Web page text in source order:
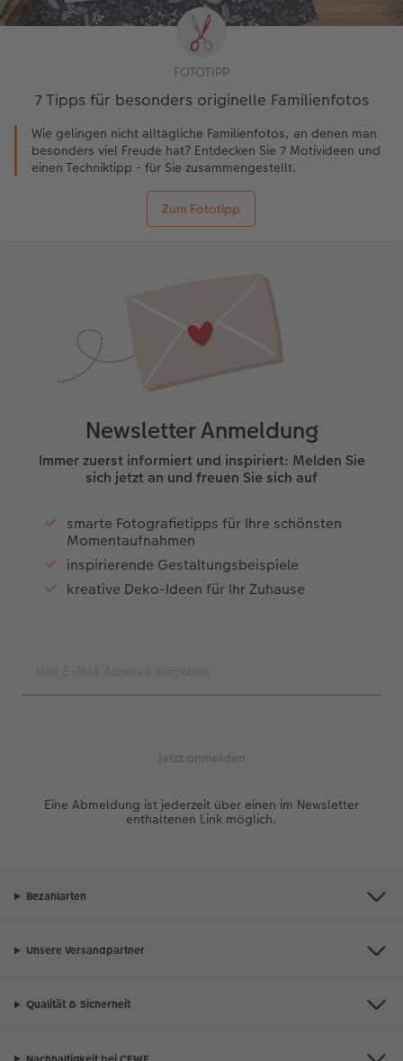
FOTOTIPP
7 Tipps für besonders originelle Familienfotos
Wie gelingen nicht alltägliche Familienfotos, an denen man
besonders viel Freude hat? Entdecken Sie 7 Motivideen und
einen Techniktipp - für Sie zusammengestellt.
Zum Fototipp
Newsletter Anmeldung
Immer zuerst informiert und inspiriert: Melden Sie
sich jetzt an und freuen Sie sich auf
smarte Fotografietipps für Ihre schönsten
Momentaufnahmen
inspirierende Gestaltungsbeispiele
kreative Deko-Ideen für Ihr Zuhause
Eine Abmeldung ist jederzeit über einen im Newsletter
enthaltenen Link möglich.
Bezahlarten
Unsere Versandpartner
Qualität & Sicherheit